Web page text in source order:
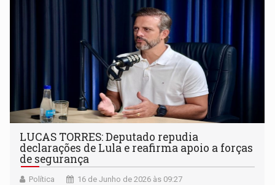
LUCAS TORRES: Deputado repudia
declarações de Lula e reafirma apoio a forças
de segurança
Política 16 de Junho de 2026 às 09:27